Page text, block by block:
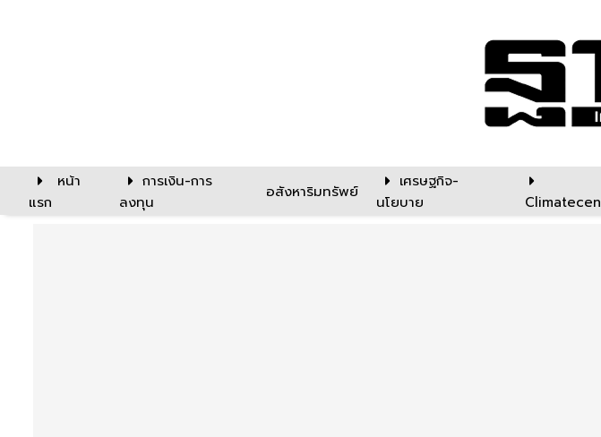
หน้า
แรก
การเงิน-การ
ลงทุน
อสังหาริมทรัพย์
เศรษฐกิจ-
นโยบาย